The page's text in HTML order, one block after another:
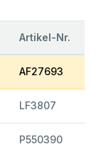
Artikel-Nr.
AF27693
LF3807
P550390